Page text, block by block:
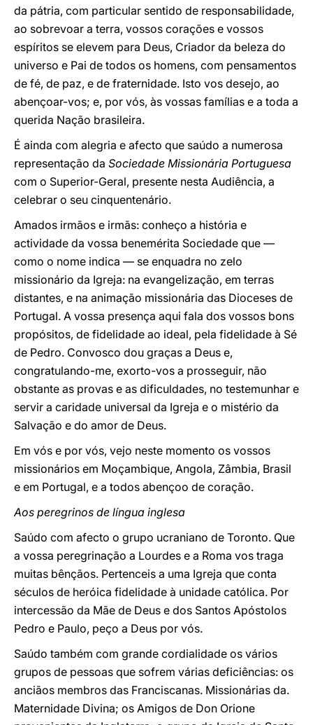
da pátria, com particular sentido de responsabilidade,
ao sobrevoar a terra, vossos corações e vossos
espíritos se elevem para Deus, Criador da beleza do
universo e Pai de todos os homens, com pensamentos
de fé, de paz, e de fraternidade. Isto vos desejo, ao
abençoar-vos; e, por vós, às vossas famílias e a toda a
querida Nação brasileira.
É ainda com alegria e afecto que saúdo a numerosa
representação da Sociedade Missionária Portuguesa
com o Superior-Geral, presente nesta Audiência, a
celebrar o seu cinquentenário.
Amados irmãos e irmãs: conheço a história e
actividade da vossa benemérita Sociedade que —
como o nome indica — se enquadra no zelo
missionário da Igreja: na evangelização, em terras
distantes, e na animação missionária das Dioceses de
Portugal. A vossa presença aqui fala dos vossos bons
propósitos, de fidelidade ao ideal, pela fidelidade à Sé
de Pedro. Convosco dou graças a Deus e,
congratulando-me, exorto-vos a prosseguir, não
obstante as provas e as dificuldades, no testemunhar e
servir a caridade universal da Igreja e o mistério da
Salvação e do amor de Deus.
Em vós e por vós, vejo neste momento os vossos
missionários em Moçambique, Angola, Zâmbia, Brasil
e em Portugal, e a todos abençoo de coração.
Aos peregrinos de língua inglesa
Saúdo com afecto o grupo ucraniano de Toronto. Que
a vossa peregrinação a Lourdes e a Roma vos traga
muitas bênçãos. Pertenceis a uma Igreja que conta
séculos de heróica fidelidade à unidade católica. Por
intercessão da Mãe de Deus e dos Santos Apóstolos
Pedro e Paulo, peço a Deus por vós.
Saúdo também com grande cordialidade os vários
grupos de pessoas que sofrem várias deficiências: os
anciãos membros das Franciscanas. Missionárias da.
Maternidade Divina; os Amigos de Don Orione